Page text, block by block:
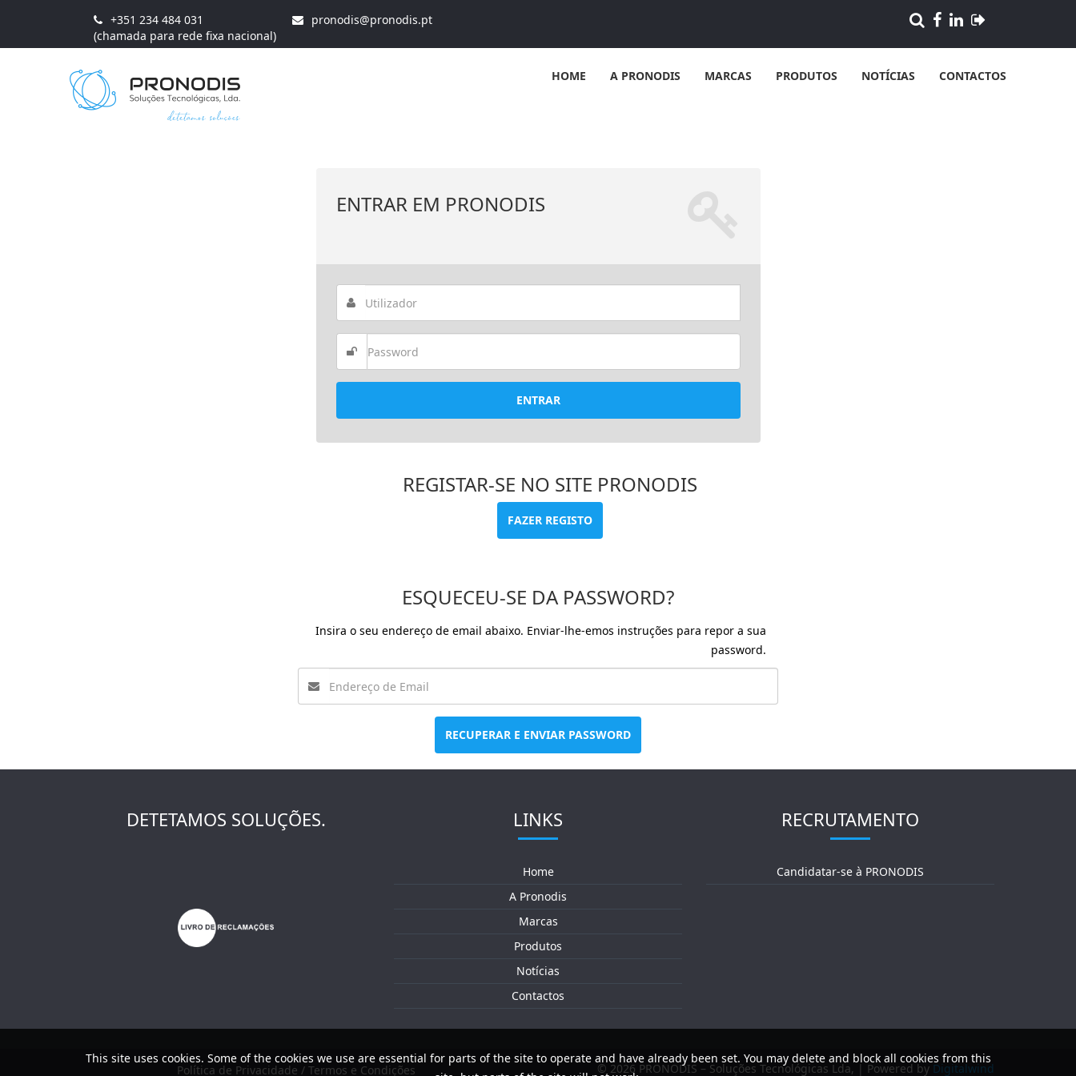
+351 234 484 031
(chamada para rede fixa nacional)
pronodis@pronodis.pt
HOME A PRONODIS MARCAS PRODUTOS NOTÍCIAS CONTACTOS
ENTRAR EM PRONODIS
ENTRAR
REGISTAR-SE NO SITE PRONODIS
FAZER REGISTO
ESQUECEU-SE DA PASSWORD?
Insira o seu endereço de email abaixo. Enviar-lhe-emos instruções para repor a sua
password.
RECUPERAR E ENVIAR PASSWORD
DETETAMOS SOLUÇÕES. LINKS
Home
A Pronodis
Marcas
Produtos
Notícias
Contactos
RECRUTAMENTO
Candidatar-se à PRONODIS
Política de Privacidade / Termos e Condições © 2026 PRONODIS – Soluções Tecnológicas Lda, | Powered by Digitalwind
This site uses cookies. Some of the cookies we use are essential for parts of the site to operate and have already been set. You may delete and block all cookies from this